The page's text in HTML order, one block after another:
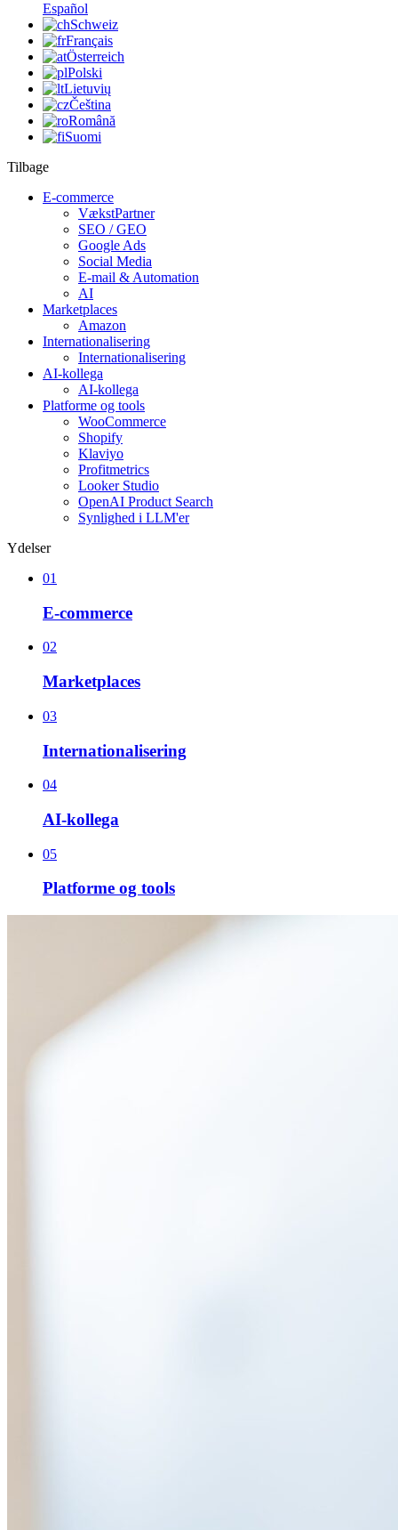
Español
Schweiz
Français
Österreich
Polski
Lietuvių
Čeština
Română
Suomi
Tilbage
E-commerce
VækstPartner
SEO / GEO
Google Ads
Social Media
E-mail & Automation
AI
Marketplaces
Amazon
Internationalisering
Internationalisering
AI-kollega
AI-kollega
Platforme og tools
WooCommerce
Shopify
Klaviyo
Profitmetrics
Looker Studio
OpenAI Product Search
Synlighed i LLM'er
Ydelser
01
E-commerce
02
Marketplaces
03
Internationalisering
04
AI-kollega
05
Platforme og tools